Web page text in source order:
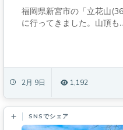
福岡県新宮市の「立花山
に行ってきました。山頂も
2月 9日 1,192
SNSでシェア